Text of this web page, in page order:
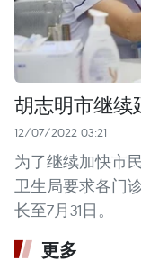
胡志明市继续
12/07/2022 03:21
为了继续加快市
卫生局要求各门
长至7月31日。
更多